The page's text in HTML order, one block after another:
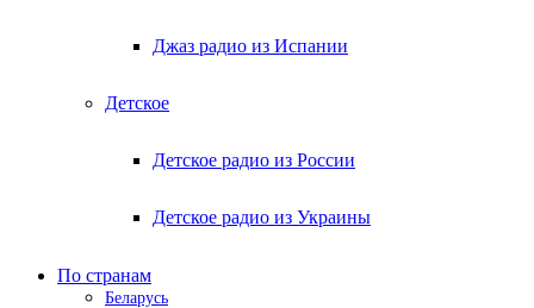
Джаз радио из Испании
Детское
Детское радио из России
Детское радио из Украины
По странам
Беларусь